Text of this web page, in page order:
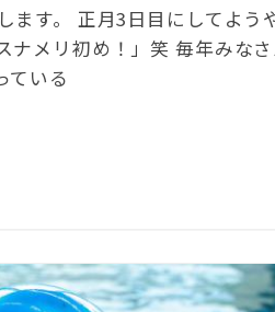
ます。 正月3日目にしてよう
ナメリ初め！」笑 毎年みな
ている